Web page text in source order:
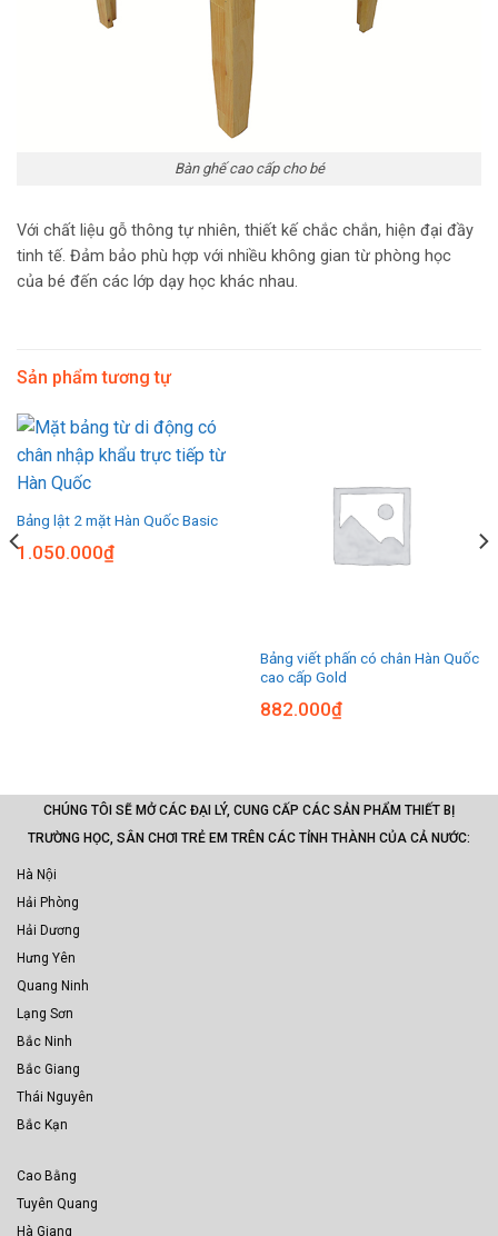
Bàn ghế cao cấp cho bé
Với chất liệu gỗ thông tự nhiên, thiết kế chắc chắn, hiện đại đầy
tinh tế. Đảm bảo phù hợp với nhiều không gian từ phòng học
của bé đến các lớp dạy học khác nhau.
Sản phẩm tương tự
Bảng lật 2 mặt Hàn Quốc Basic
1.050.000₫
Bảng viết phấn có chân Hàn Quốc
cao cấp Gold
882.000₫
CHÚNG TÔI SẼ MỞ CÁC ĐẠI LÝ, CUNG CẤP CÁC SẢN PHẨM THIẾT BỊ
TRƯỜNG HỌC, SÂN CHƠI TRẺ EM TRÊN CÁC TỈNH THÀNH CỦA CẢ NƯỚC:
Hà Nội
Hải Phòng
Hải Dương
Hưng Yên
Quang Ninh
Lạng Sơn
Bắc Ninh
Bắc Giang
Thái Nguyên
Bắc Kạn
Cao Bằng
Tuyên Quang
Hà Giang